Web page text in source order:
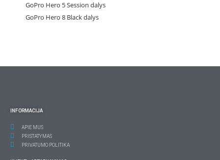
GoPro Hero 5 Session dalys
GoPro Hero 8 Black dalys
INFORMACIJA
APIE MUS
PRISTATYMAS
PRIVATUMO POLITIKA